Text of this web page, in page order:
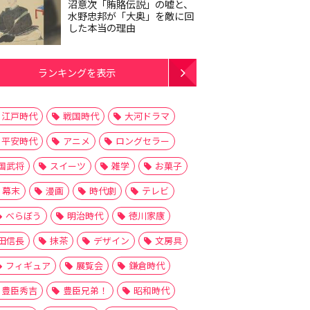
沼意次「賄賂伝説」の嘘と、
水野忠邦が「大奥」を敵に回
した本当の理由
ランキングを表示
江戸時代 戦国時代
大河ドラマ
平安時代
アニメ
ロングセラー
武将
スイーツ 雑学
お菓子
幕末
漫画 時代劇
テレビ
べらぼう
明治時代
徳川家康
信長
抹茶 デザイン
文房具
フィギュア
展覧会
鎌倉時代
豊臣秀吉
豊臣兄弟！
昭和時代